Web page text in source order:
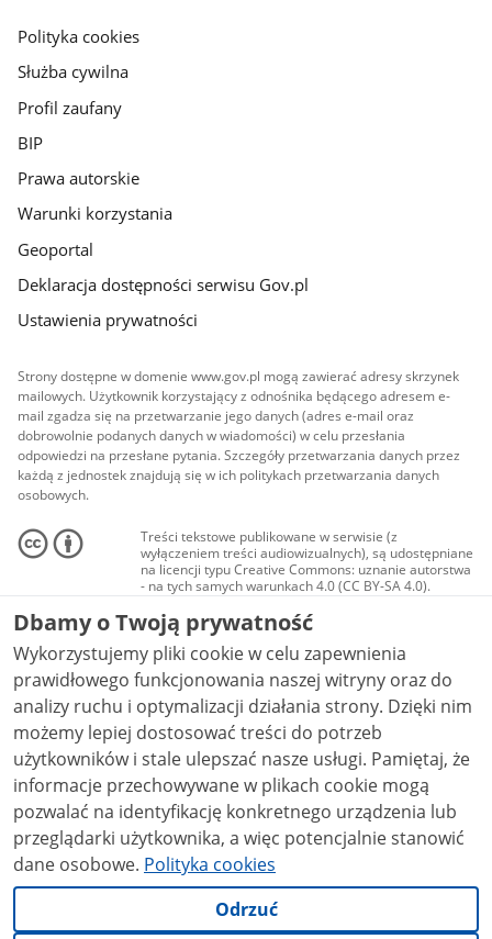
gov.pl
Polityka cookies
Służba cywilna
Profil zaufany
BIP
Prawa autorskie
Warunki korzystania
Geoportal
Deklaracja dostępności serwisu Gov.pl
Ustawienia prywatności
Strony dostępne w domenie www.gov.pl mogą zawierać adresy skrzynek
mailowych. Użytkownik korzystający z odnośnika będącego adresem e-
mail zgadza się na przetwarzanie jego danych (adres e-mail oraz
dobrowolnie podanych danych w wiadomości) w celu przesłania
odpowiedzi na przesłane pytania. Szczegóły przetwarzania danych przez
każdą z jednostek znajdują się w ich politykach przetwarzania danych
osobowych.
Treści tekstowe publikowane w serwisie (z
wyłączeniem treści audiowizualnych), są udostępniane
na licencji typu Creative Commons: uznanie autorstwa
- na tych samych warunkach 4.0 (CC BY-SA 4.0).
Materiały audiowizualne, w tym zdjęcia, materiały
audio i wideo, są udostępniane na licencji typu
Creative Commons: uznanie autorstwa użycie
niekomercyjne - bez utworów zależnych 4.0 (CC BY-
NC-ND 4.0), o ile nie jest to stwierdzone inaczej.
Dbamy o Twoją prywatność
Wykorzystujemy pliki cookie w celu zapewnienia
prawidłowego funkcjonowania naszej witryny oraz do
analizy ruchu i optymalizacji działania strony. Dzięki nim
możemy lepiej dostosować treści do potrzeb
użytkowników i stale ulepszać nasze usługi. Pamiętaj, że
informacje przechowywane w plikach cookie mogą
pozwalać na identyfikację konkretnego urządzenia lub
przeglądarki użytkownika, a więc potencjalnie stanowić
dane osobowe. Polityka cookies
Odrzuć